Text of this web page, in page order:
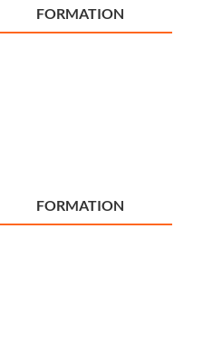
FORMATION
FORMATION